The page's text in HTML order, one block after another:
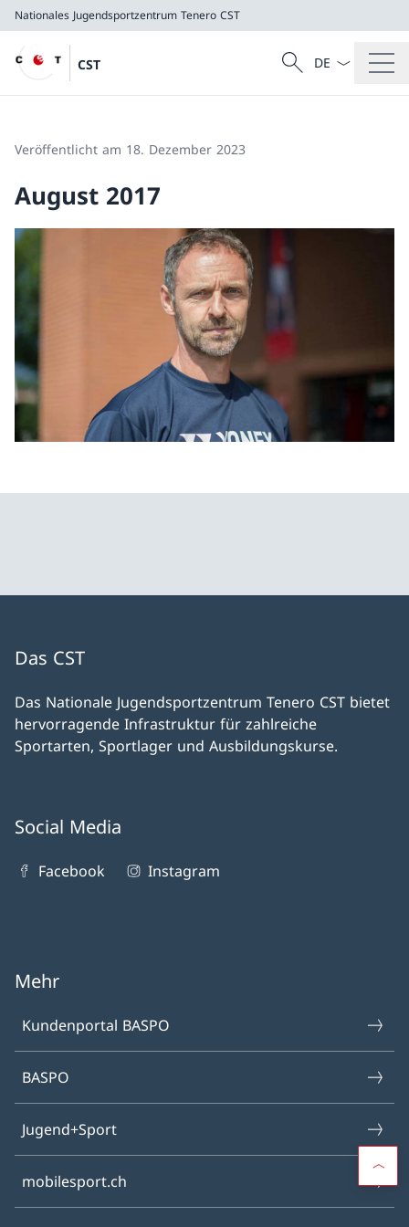
Nationales Jugendsportzentrum Tenero CST
CST
CST
Suche
Suche
Sprach
Veröffentlicht am 18. Dezember 2023
August 2017
Das CST
Das Nationale Jugendsportzentrum Tenero CST bietet
hervorragende Infrastruktur für zahlreiche
Sportarten, Sportlager und Ausbildungskurse.
Social Media
Facebook Instagram
Mehr
Kundenportal BASPO
BASPO
Jugend+Sport
mobilesport.ch